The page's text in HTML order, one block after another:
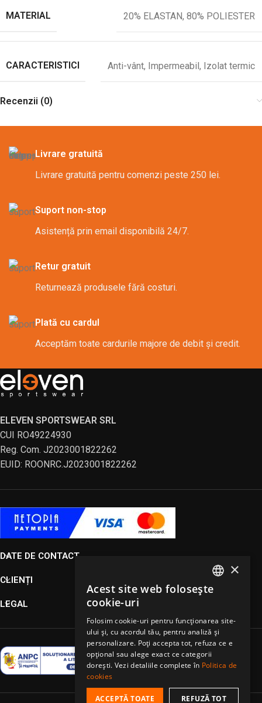
MATERIAL 20% ELASTAN, 80% POLIESTER
CARACTERISTICI Anti-vânt, Impermeabil, Izolat termic
Recenzii (0)
Livrare gratuită
Livrare gratuită pentru comenzi peste 250 lei.
Suport non-stop
Asistență prin email disponibilă 24/7.
Retur gratuit
Returnează produsele fără costuri.
Plată cu cardul
Acceptăm toate cardurile majore de debit și credit.
ELEVEN SPORTSWEAR SRL
CUI RO49224930
Reg. Com. J2023001822262
EUID: ROONRC.J2023001822262
DATE DE CONTACT
CLIENȚI
LEGAL
ROMANIAN
ENGLISH
×
Acest site web folosește
cookie-uri
Folosim cookie-uri pentru funcționarea site-
ului și, cu acordul tău, pentru analiză și
personalizare. Poți accepta tot, refuza ce e
opțional sau alege exact ce categorii
dorești. Vezi detaliile complete în Politica de
cookies
ACCEPTĂ TOATE REFUZĂ TOT